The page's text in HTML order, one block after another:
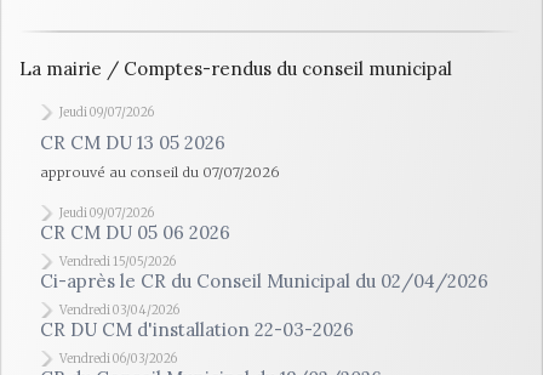
La mairie / Comptes-rendus du conseil municipal
Jeudi 09/07/2026
CR CM DU 13 05 2026
approuvé au conseil du 07/07/2026
Jeudi 09/07/2026
CR CM DU 05 06 2026
Vendredi 15/05/2026
Ci-après le CR du Conseil Municipal du 02/04/2026
Vendredi 03/04/2026
CR DU CM d'installation 22-03-2026
Vendredi 06/03/2026